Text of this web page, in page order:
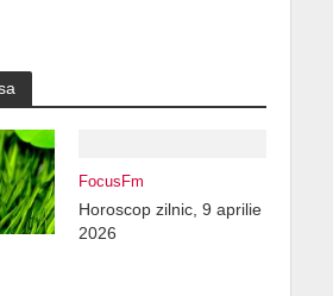
FocusFm
Horoscop zilnic, 9 aprilie
2026